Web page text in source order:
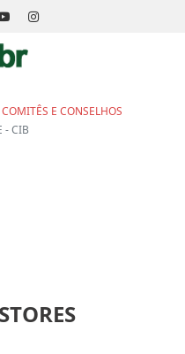
E CONSELHOS
- CIB